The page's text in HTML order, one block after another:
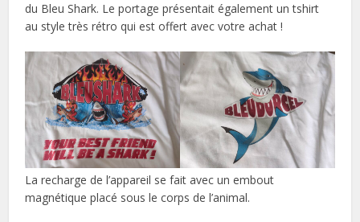
du Bleu Shark. Le portage présentait également un tshirt
au style très rétro qui est offert avec votre achat !
La recharge de l’appareil se fait avec un embout
magnétique placé sous le corps de l’animal.